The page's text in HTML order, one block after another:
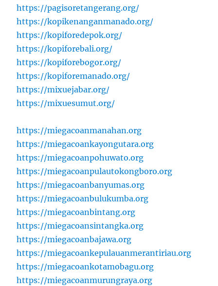
https://pagisoretangerang.org/
https://kopikenanganmanado.org/
https://kopiforedepok.org/
https://kopiforebali.org/
https://kopiforebogor.org/
https://kopiforemanado.org/
https://mixuejabar.org/
https://mixuesumut.org/
https://miegacoanmanahan.org
https://miegacoankayongutara.org
https://miegacoanpohuwato.org
https://miegacoanpulautokongboro.org
https://miegacoanbanyumas.org
https://miegacoanbulukumba.org
https://miegacoanbintang.org
https://miegacoansintangka.org
https://miegacoanbajawa.org
https://miegacoankepulauanmerantiriau.org
https://miegacoankotamobagu.org
https://miegacoanmurungraya.org